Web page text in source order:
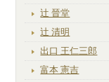
辻 晉堂
辻 清明
出口 王仁三郎
富本 憲吉